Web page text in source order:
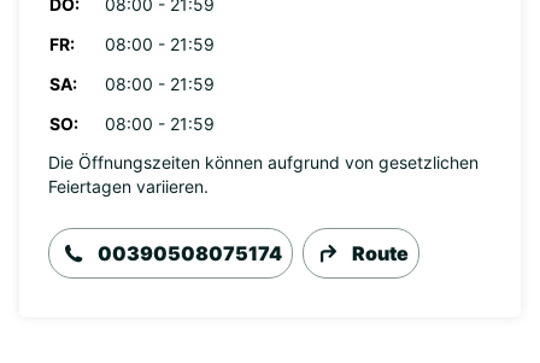
DO:
08:00 - 21:59
FR:
08:00 - 21:59
SA:
08:00 - 21:59
SO:
08:00 - 21:59
Die Öffnungszeiten können aufgrund von gesetzlichen
Feiertagen variieren.
00390508075174 Route